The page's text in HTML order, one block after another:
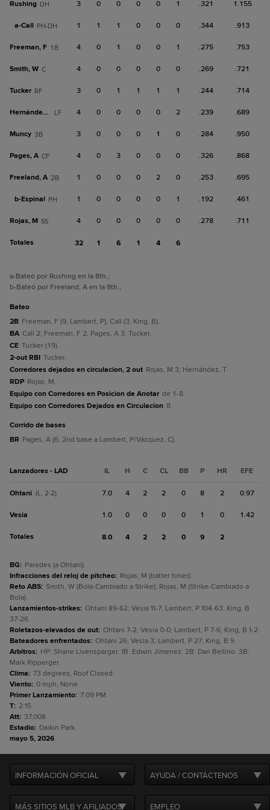
Rushing DH 3 0 0 0 0 1 .321 1.155
a-Call PH-DH 1 1 1 0 0 0 .344 .913
Freeman, F 1B 4 0 1 0 0 1 .275 .753
Smith, W C 4 0 0 0 0 0 .269 .721
Tucker RF 3 0 1 1 1 1 .244 .714
Hernández, T LF 4 0 0 0 0 2 .239 .689
Muncy 3B 3 0 0 0 1 0 .284 .950
Pages, A CF 4 0 3 0 0 0 .326 .868
Freeland, A 2B 1 0 0 0 2 0 .253 .695
b-Espinal PH 1 0 0 0 0 1 .192 .461
Rojas, M SS 4 0 0 0 0 0 .278 .711
Totales 32 1 6 1 4 6
a-Bateó por Rushing en la 8th.;
b-Bateó por Freeland, A en la 9th.;
bateo
2B Freeman, F (9, Lambert, P); Call (3, King, B).
BA Call 2; Freeman, F 2; Pages, A 3; Tucker.
CE Tucker (19).
2-out RBI Tucker.
Corredores dejados en circulacion, 2 out Rojas, M 3; Hernández, T.
RDP Rojas, M.
Equipo con Corredores en Posicion de Anotar de 1-8.
Equipo con Corredores Dejados en Circulacion 8.
corrido de bases
BR Pages, A (6, 2nd base a Lambert, P/Vázquez, C).
Lanzadores - LAD IL H C CL BB P HR EFE
Ohtani (L, 2-2) 7.0 4 2 2 0 8 2 0.97
Vesia 1.0 0 0 0 0 1 0 1.42
Totales 8.0 4 2 2 0 9 2
BG: Paredes (a Ohtani).
Infracciones del reloj de pitcheo: Rojas, M (batter timer).
Reto ABS: Smith, W (Bola-Cambiado a Strike); Rojas, M (Strike-Cambiado a
Bola).
Lanzamientos-strikes: Ohtani 89-62; Vesia 11-7; Lambert, P 104-63; King, B
37-26.
Roletazos-elevados de out: Ohtani 7-2; Vesia 0-0; Lambert, P 7-6; King, B 1-2.
Bateadores enfrentados: Ohtani 26; Vesia 3; Lambert, P 27; King, B 9.
Arbitros: HP: Shane Livensparger. 1B: Edwin Jimenez. 2B: Dan Bellino. 3B:
Mark Ripperger.
Clima: 73 degrees, Roof Closed.
Viento: 0 mph, None.
Primer Lanzamiento: 7:09 PM.
T: 2:15.
Att: 37,008.
Estadio: Daikin Park.
mayo 5, 2026
INFORMACIÓN OFICIAL AYUDA / CONTÁCTENOS
MÁS SITIOS MLB Y AFILIADOS EMPLEO